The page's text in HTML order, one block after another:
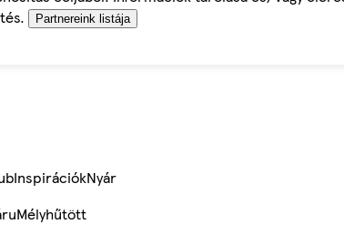
Partnereink listája
InspirációkNyár
Mélyhűtött